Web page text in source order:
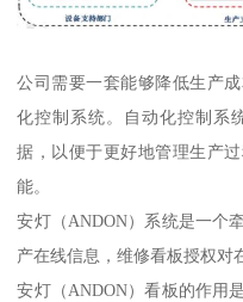
公司需要一套能够降低生产
化控制系统。自动化控制系
据，以便于更好地管理生产
能。
安灯（ANDON）系统是一个
产在线信息，维修看板授权对
安灯（ANDON）看板的作用